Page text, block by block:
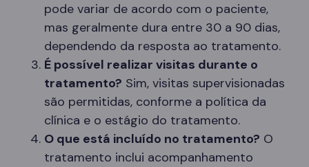
pode variar de acordo com o paciente,
mas geralmente dura entre 30 a 90 dias,
dependendo da resposta ao tratamento.
É possível realizar visitas durante o
tratamento? Sim, visitas supervisionadas
são permitidas, conforme a política da
clínica e o estágio do tratamento.
O que está incluído no tratamento? O
tratamento inclui acompanhamento